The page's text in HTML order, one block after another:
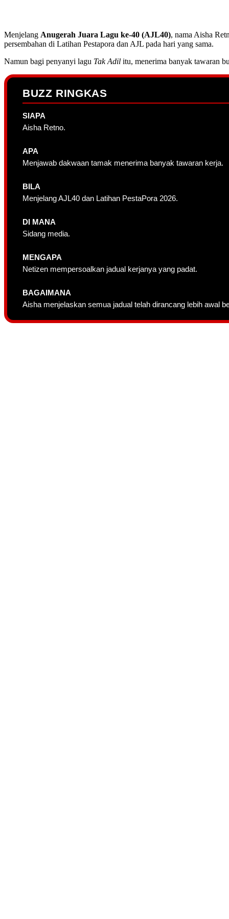
Menjelang Anugerah Juara Lagu ke-40 (AJL40), nama Aisha
persembahan di Latihan Pestapora dan AJL pada hari yang sama.
Namun bagi penyanyi lagu Tak Adil itu, menerima banyak tawaran
BUZZ RINGKAS
SIAPA
Aisha Retno.
APA
Menjawab dakwaan tamak menerima banyak tawaran kerja.
BILA
Menjelang AJL40 dan Latihan PestaPora 2026.
DI MANA
Sidang media.
MENGAPA
Netizen mempersoalkan jadual kerjanya yang padat.
BAGAIMANA
Aisha menjelaskan semua jadual telah dirancang lebih awal